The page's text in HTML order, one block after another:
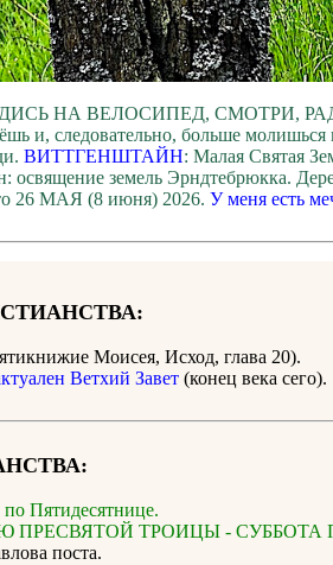
НА ВЕЛОСИПЕД, СМОТРИ,
и, следовательно, больше
ВИТТГЕНШТАЙН: Малая Святая
освящение земель Эрндтебрюкка.
26 МАЯ (8 июня) 2026. У меня есть
Моисея, Исход, глава 20).
Ветхий Завет (конец века сего).
Пятидесятнице.
ПРЕСВЯТОЙ ТРОИЦЫ - СУББОТА
поста.